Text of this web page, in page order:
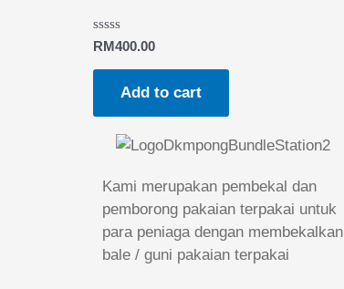
Rated
out
RM400.00
Add to cart
Kami merupakan pembekal dan
pemborong pakaian terpakai untuk
para peniaga dengan membekalkan
bale / guni pakaian terpakai